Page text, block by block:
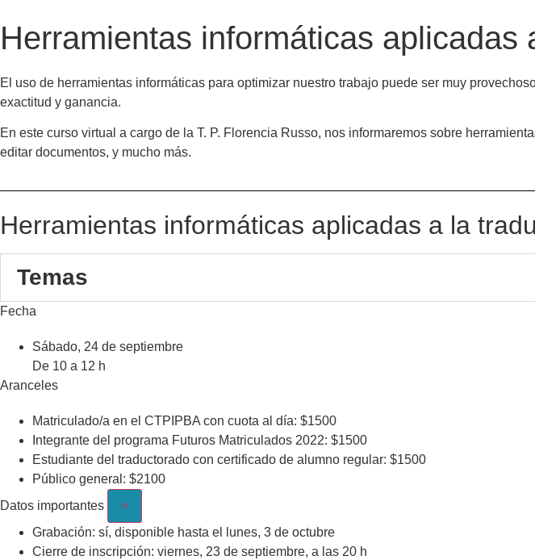
Herramientas informáticas aplicadas
El uso de herramientas informáticas para optimizar nuestro trabajo puede ser muy
exactitud y ganancia.
En este curso virtual a cargo de la T. P. Florencia Russo, nos informaremos sobre
editar documentos, y mucho más.
Herramientas informáticas aplicadas a la
Temas
Fecha
Sábado, 24 de septiembre
De 10 a 12 h
Aranceles
Matriculado/a en el CTPIPBA con cuota al día: $1500
Integrante del programa Futuros Matriculados 2022: $1500
Estudiante del traductorado con certificado de alumno regular: $1500
Público general: $2100
Datos importantes
×
Grabación: sí, disponible hasta el lunes, 3 de octubre​
Cierre de inscripción: viernes, 23 de septiembre, a las 20 h​